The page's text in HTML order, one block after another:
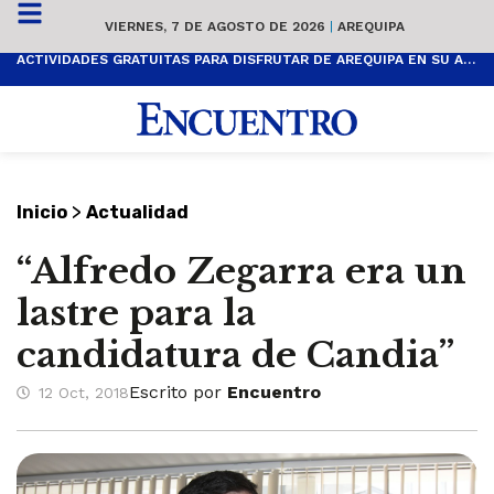
VIERNES, 7 DE AGOSTO DE 2026 | AREQUIPA
ACTIVIDADES GRATUITAS PARA DISFRUTAR DE AREQUIPA EN SU ANIVERSARIO
Inicio > Actualidad
“Alfredo Zegarra era un
lastre para la
candidatura de Candia”
12 Oct, 2018Escrito por Encuentro